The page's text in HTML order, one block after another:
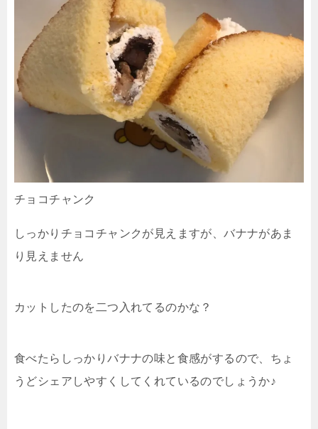
チョコチャンク
しっかりチョコチャンクが見えますが、バナナがあま
り見えません
カットしたのを二つ入れてるのかな？
食べたらしっかりバナナの味と食感がするので、ちょ
うどシェアしやすくしてくれているのでしょうか♪